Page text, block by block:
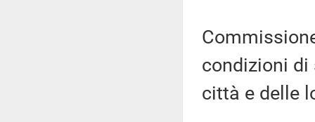
condizioni di
città e delle